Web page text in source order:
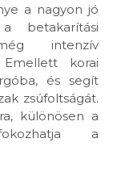
a nagyon jó
betakarítási
intenzív
korai
és segít
zsúfoltságát.
különösen a
a